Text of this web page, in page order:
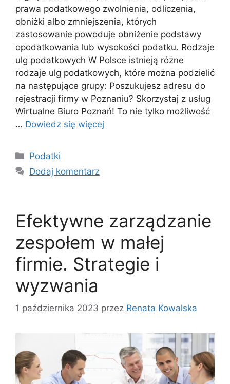
prawa podatkowego zwolnienia, odliczenia,
obniżki albo zmniejszenia, których
zastosowanie powoduje obniżenie podstawy
opodatkowania lub wysokości podatku. Rodzaje
ulg podatkowych W Polsce istnieją różne
rodzaje ulg podatkowych, które można podzielić
na następujące grupy: Poszukujesz adresu do
rejestracji firmy w Poznaniu? Skorzystaj z usług
Wirtualne Biuro Poznań! To nie tylko możliwość
… Dowiedz się więcej
Kategorie
Podatki
Dodaj komentarz
Efektywne zarządzanie
zespołem w małej
firmie. Strategie i
wyzwania
1 października 2023 przez Renata Kowalska